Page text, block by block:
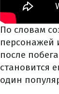
По словам
персонажей
после
становится
один